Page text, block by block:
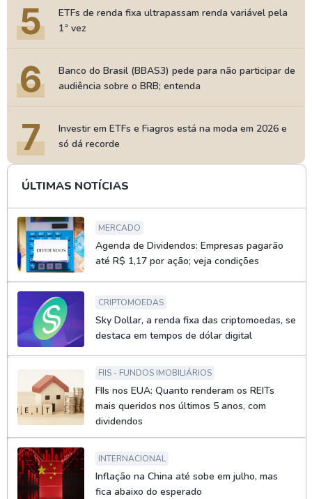
5
ETFs de renda fixa ultrapassam renda variável pela
1ª vez
6
Banco do Brasil (BBAS3) pede para não participar de
audiência sobre o BRB; entenda
7
Investir em ETFs e Fiagros está na moda em 2026 e
só dá recorde
ÚLTIMAS NOTÍCIAS
MERCADO
Agenda de Dividendos: Empresas pagarão
até R$ 1,17 por ação; veja condições
CRIPTOMOEDAS
Sky Dollar, a renda fixa das criptomoedas, se
destaca em tempos de dólar digital
FIIS - FUNDOS IMOBILIÁRIOS
FIIs nos EUA: Quanto renderam os REITs
mais queridos nos últimos 5 anos, com
dividendos
INTERNACIONAL
Inflação na China até sobe em julho, mas
fica abaixo do esperado